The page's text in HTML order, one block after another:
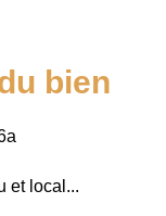
bien
et local...